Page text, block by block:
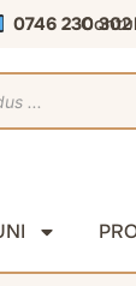
0746 230 302